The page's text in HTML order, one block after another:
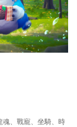
、戰寵、坐騎、時